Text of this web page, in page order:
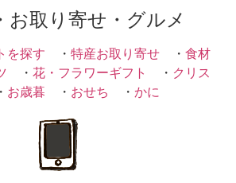
お取り寄せ・グルメ
を探す ・ 特産お取り寄せ ・ 食材
・ 花・フラワーギフト ・ クリス
お歳暮 ・ おせち ・ かに